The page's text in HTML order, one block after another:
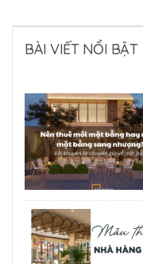
BÀI VIẾT NỔI BẬT